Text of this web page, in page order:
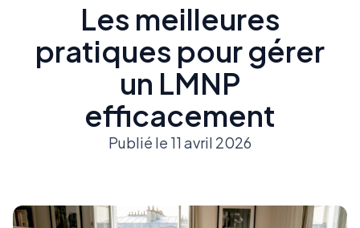
Les meilleures
pratiques pour gérer
un LMNP
efficacement
Publié le 11 avril 2026